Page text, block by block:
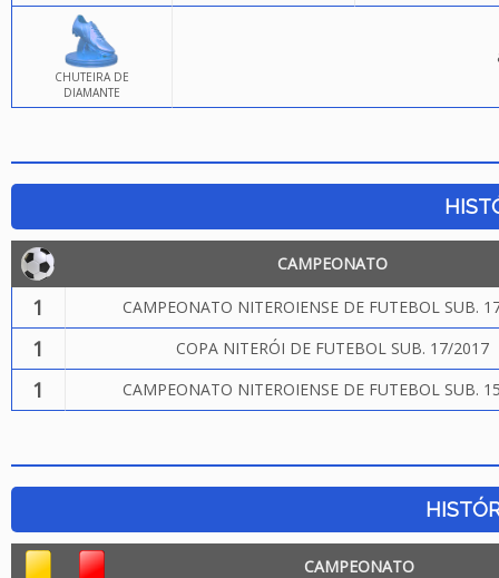
CHUTEIRA DE
DIAMANTE
CAMPEONATO
1 CAMPEONATO NITEROIENSE DE FUTEBOL SUB.
1 COPA NITERÓI DE FUTEBOL SUB. 17/2017
1 CAMPEONATO NITEROIENSE DE FUTEBOL SUB.
CAMPEONATO